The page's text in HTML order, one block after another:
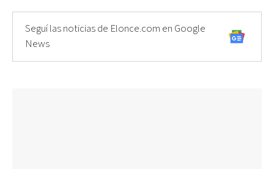
Seguí las noticias de Elonce.com en Google
News